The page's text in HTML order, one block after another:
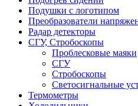
Подушки с логотипом
Преобразователи
Радар детекторы
СГУ, Стробоскопы
Проблесковые маяки
СГУ
Стробоскопы
Светосигнальные
Термометры